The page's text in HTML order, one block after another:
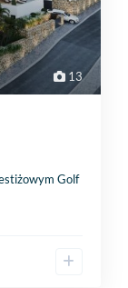
13
Golf